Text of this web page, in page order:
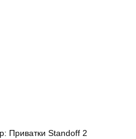
Приватки Standoff 2